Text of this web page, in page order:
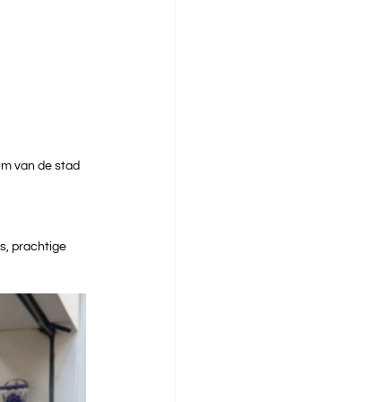
van de stad
prachtige